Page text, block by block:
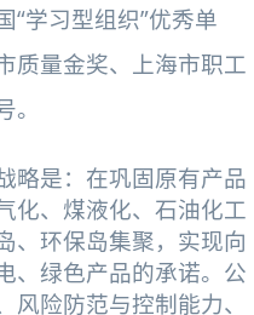
“学习型组织”优秀单
质量金奖、上海市职工
略是：在巩固原有产品
化、煤液化、石油化工
、环保岛集聚，实现向
、绿色产品的承诺。公
险防范与控制能力、